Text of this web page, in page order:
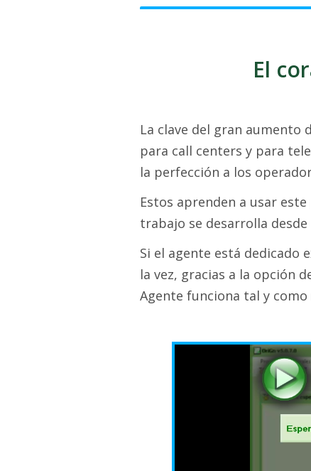
El
La clave del gran
para call centers y para
la perfección a los
Estos aprenden a usar
trabajo se desarrolla
Si el agente está dedicado
la vez, gracias a la opción
Agente funciona tal y